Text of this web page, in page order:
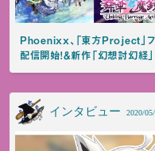
Phoenixx、「東方Project」
配信開始！＆新作「幻想討幻経
インタビュー 2020/